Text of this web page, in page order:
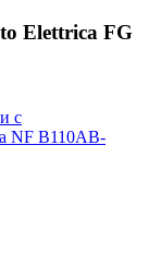
Elettrica FG